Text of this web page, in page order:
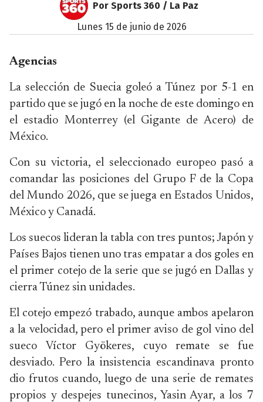
Por Sports 360 / La Paz
lunes 15 de junio de 2026
Agencias
La selección de Suecia goleó a Túnez por 5-1 en
partido que se jugó en la noche de este domingo en
el estadio Monterrey (el Gigante de Acero) de
México.
Con su victoria, el seleccionado europeo pasó a
comandar las posiciones del Grupo F de la Copa
del Mundo 2026, que se juega en Estados Unidos,
México y Canadá.
Los suecos lideran la tabla con tres puntos; Japón y
Países Bajos tienen uno tras empatar a dos goles en
el primer cotejo de la serie que se jugó en Dallas y
cierra Túnez sin unidades.
El cotejo empezó trabado, aunque ambos apelaron
a la velocidad, pero el primer aviso de gol vino del
sueco Víctor Gyökeres, cuyo remate se fue
desviado. Pero la insistencia escandinava pronto
dio frutos cuando, luego de una serie de remates
propios y despejes tunecinos, Yasin Ayar, a los 7